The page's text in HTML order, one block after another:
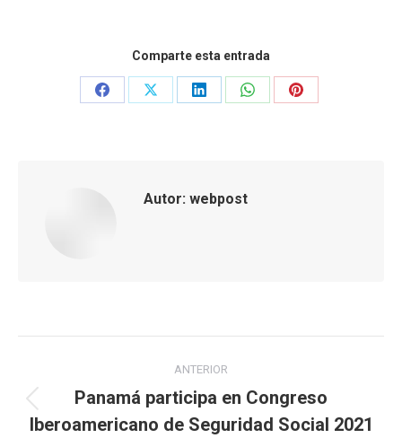
Comparte esta entrada
Share
Share
Share
Share
Share
Autor: webpost
Navegación
entre
ANTERIOR
Publicación
anterior:
Panamá participa en Congreso
Iberoamericano de Seguridad Social 2021